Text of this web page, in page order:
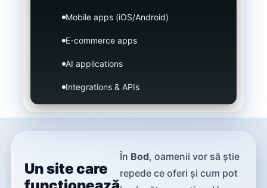
Mobile apps (iOS/Android)
E-commerce apps
AI applications
Integrations & APIs
Un site care
În Bod, oamenii vor să știe
repede ce oferi și cum pot